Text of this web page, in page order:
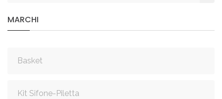
MARCHI
Basket
Kit Sifone-Piletta